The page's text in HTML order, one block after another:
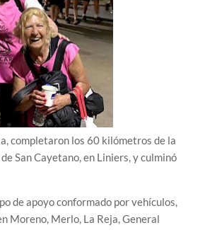
completaron los 60 kilómetros de la
San Cayetano, en Liniers, y culminó
de apoyo conformado por vehículos,
Moreno, Merlo, La Reja, General